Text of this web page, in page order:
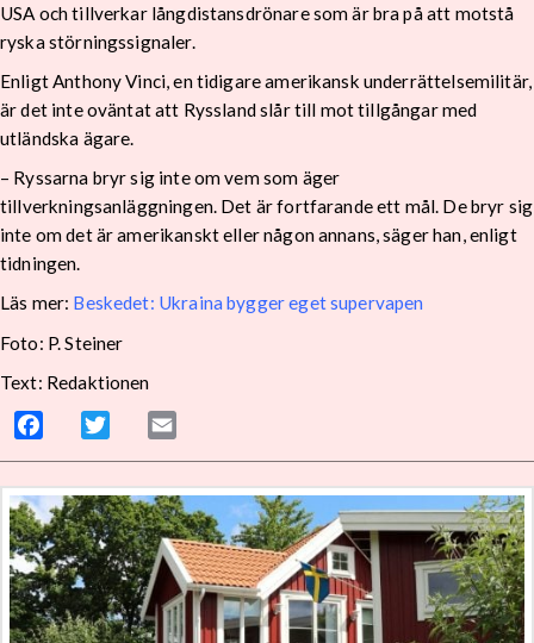
USA och tillverkar långdistansdrönare som är bra på att motstå
ryska störningssignaler.
Enligt Anthony Vinci, en tidigare amerikansk underrättelsemilitär,
är det inte oväntat att Ryssland slår till mot tillgångar med
utländska ägare.
– Ryssarna bryr sig inte om vem som äger
tillverkningsanläggningen. Det är fortfarande ett mål. De bryr sig
inte om det är amerikanskt eller någon annans, säger han, enligt
tidningen.
Läs mer: Beskedet: Ukraina bygger eget supervapen
Foto: P. Steiner
Text: Redaktionen
Facebook Twitter